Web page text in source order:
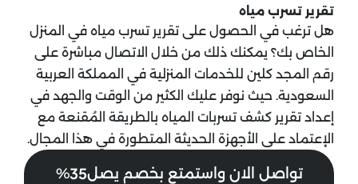
تقرير تسرب مياه
هل ترغب في الحصول على تقرير تسرب مياه في المنزل
الخاص بك؟ يمكنك ذلك من خلال الاتصال مباشرة على
رقم المجد كلين للخدمات المنزلية في المملكة العربية
السعودية. حيث نوفر عليك الكثير من الوقت والجهد في
إعداد تقرير كشف تسربات المياه بالطريقة المُقنعة مع
الإعتماد على الأجهزة الحديثة المتطورة في هذا المجال.
تواصل الان واستمتع بخصم يصل35
%